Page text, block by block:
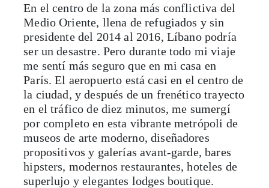
En el centro de la zona más conflictiva del
Medio Oriente, llena de refugiados y sin
presidente del 2014 al 2016, Líbano podría
ser un desastre. Pero durante todo mi viaje
me sentí más seguro que en mi casa en
París. El aeropuerto está casi en el centro de
la ciudad, y después de un frenético trayecto
en el tráfico de diez minutos, me sumergí
por completo en esta vibrante metrópoli de
museos de arte moderno, diseñadores
propositivos y galerías avant-garde, bares
hipsters, modernos restaurantes, hoteles de
superlujo y elegantes lodges boutique.